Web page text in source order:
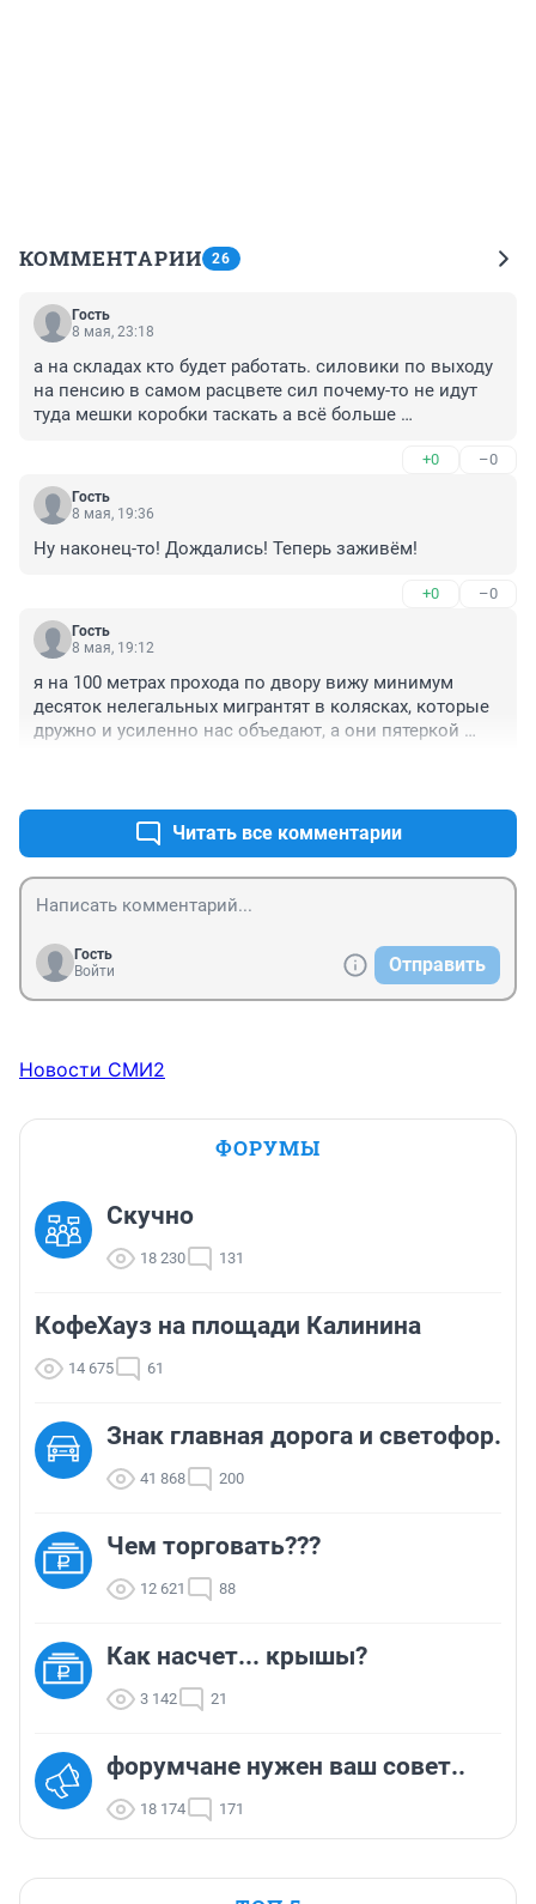
КОММЕНТАРИИ 26
Гость
8 мая, 23:18
а на складах кто будет работать. силовики по выходу
на пенсию в самом расцвете сил почему-то не идут
туда мешки коробки таскать а всё больше
+0 –0
Гость
8 мая, 19:36
Ну наконец-то! Дождались! Теперь заживём!
+0 –0
Гость
8 мая, 19:12
я на 100 метрах прохода по двору вижу минимум
десяток нелегальных мигрантят в колясках, которые
дружно и усиленно нас объедают, а они пятеркой
Читать все комментарии
Гость
Войти
Отправить
Новости СМИ2
ФОРУМЫ
Скучно
18 230 131
КофеХауз на площади Калинина
14 675 61
Знак главная дорога и светофор.
41 868 200
Чем торговать???
12 621 88
Как насчет... крышы?
3 142 21
форумчане нужен ваш совет..
18 174 171